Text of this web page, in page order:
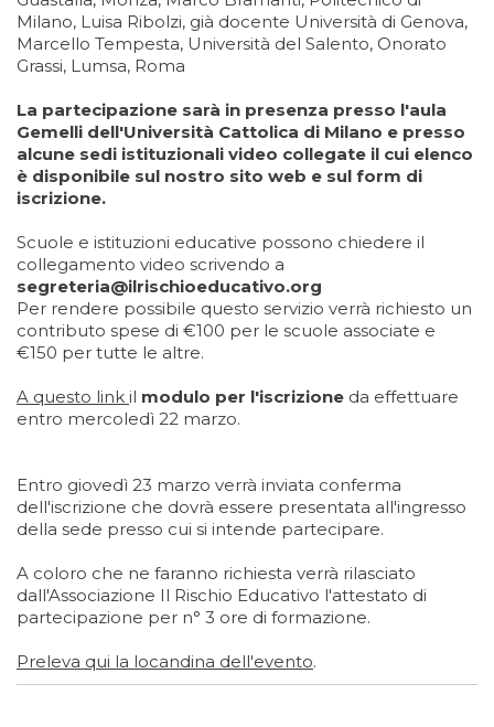
Milano, Luisa Ribolzi, già docente Università di Genova,
Marcello Tempesta, Università del Salento, Onorato
Grassi, Lumsa, Roma
La partecipazione sarà in presenza presso l'aula
Gemelli dell'Università Cattolica di Milano e presso
alcune sedi istituzionali video collegate il cui elenco
è disponibile sul nostro sito web e sul form di
iscrizione.
Scuole e istituzioni educative possono chiedere il
collegamento video scrivendo a
segreteria@ilrischioeducativo.org
Per rendere possibile questo servizio verrà richiesto un
contributo spese di €100 per le scuole associate e
€150 per tutte le altre.
A questo link il modulo per l'iscrizione da effettuare
entro mercoledì 22 marzo.
Entro giovedì 23 marzo verrà inviata conferma
dell'iscrizione che dovrà essere presentata all'ingresso
della sede presso cui si intende partecipare.
A coloro che ne faranno richiesta verrà rilasciato
dall'Associazione Il Rischio Educativo l'attestato di
partecipazione per n° 3 ore di formazione.
Preleva qui la locandina dell'evento.